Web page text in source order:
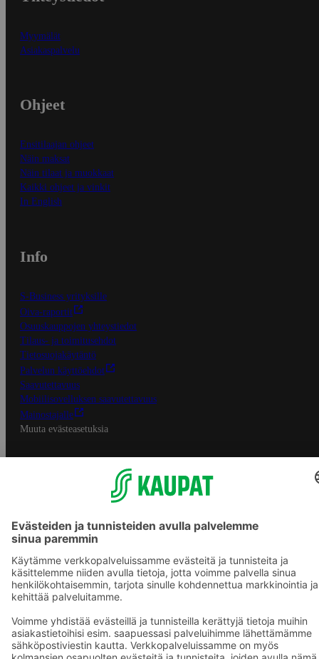
Myymälät
Asiakaspalvelu
Ohjeet
Ensitilaajan ohjeet
Näin maksat
Näin tilaat ja muokkaat
Kaikki ohjeet ja vinkit
In English
Info
S-Business yrityksille
Oiva-raportit
Osuuskauppojen yhteystiedot
Tilaus- ja toimitusehdot
Tietosuojakäytäntö
Palvelun käyttöehdot
Saavutettavuus
Mobiilisovelluksen saavutettavuus
Mainostajalle
Muuta evästeasetuksia
S-ryhmän palvelut
S-ryhmä
Asiakasomistajuus
Yhteishyvä Ruoka -sovellus
S-ostoslista -sovellus
Prisma.fi
Sokos.fi
S-Pankki
Yhteishyvä
Sokos Hotels